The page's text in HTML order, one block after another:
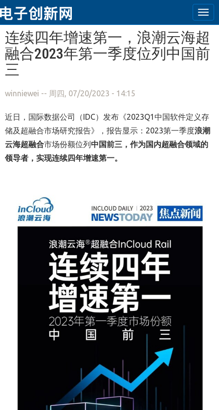
跳转到主要内容
连续四年增速第一，浪潮云海超
融合2023年第一季度位列中国前
三
winniewei -- 周四, 07/20/2023 - 14:15
近日，国际数据公司（IDC）发布《2023Q1中国软件定义存
储及超融合市场研究报告》，报告显示：2023第一季度浪潮
云海超融合市场份额位列中国前三， 作为国内超融合领域的
领导者，实现连续四年增速第一。